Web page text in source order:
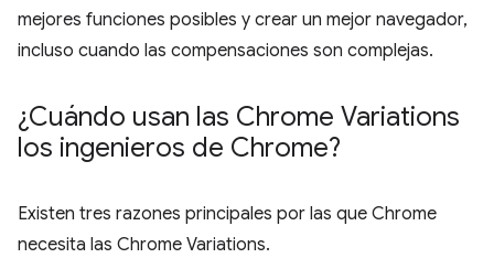
mejores funciones posibles y crear un mejor navegador,
incluso cuando las compensaciones son complejas.
¿Cuándo usan las Chrome Variations
los ingenieros de Chrome?
Existen tres razones principales por las que Chrome
necesita las Chrome Variations.